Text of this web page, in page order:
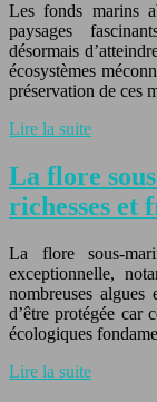
Les fonds marins
paysages
désormais
écosystèmes
préservation de ces
Lire la suite
La flore
richesses et
La flore sous-
exceptionnelle,
nombreuses algues
d’être protégée car
écologiques
Lire la suite